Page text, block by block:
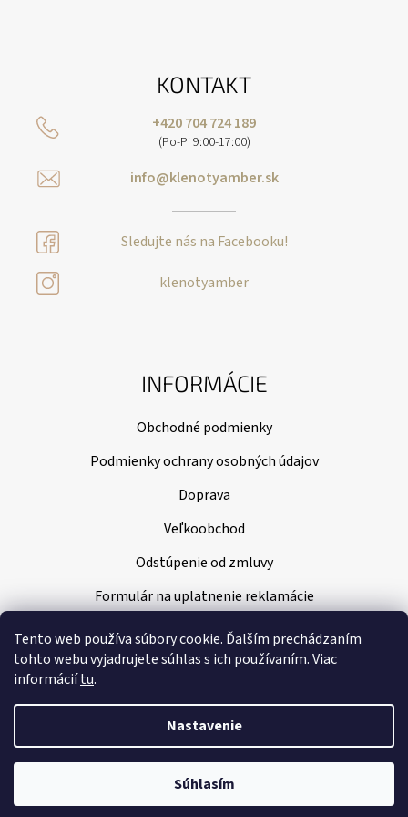
Tento web používa súbory cookie. Ďalším prechádzaním
tohto webu vyjadrujete súhlas s ich používaním. Viac
informáciítu.
Nastavenie
Súhlasím
KONTAKT
+420 704 724 189
(Po-Pi 9:00-17:00)
info@klenotyamber.sk
Sledujte nás na Facebooku!
klenotyamber
INFORMÁCIE
Obchodné podmienky
Podmienky ochrany osobných údajov
Doprava
Veľkoobchod
Odstúpenie od zmluvy
Formulár na uplatnenie reklamácie
Vytvoril Shoptet |Nakódoval Pavel Kuneš
Klenoty Amber. Všetky práva vyhradené.